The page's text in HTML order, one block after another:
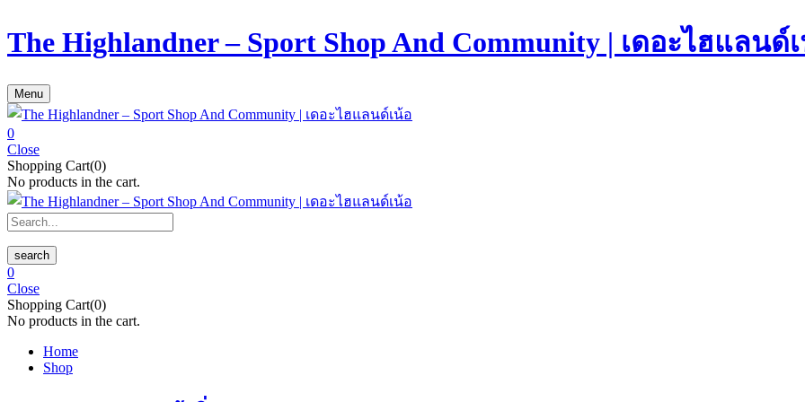
The Highlandner – Sport Shop And Community | เดอะไฮแลนด์
Menu
0
Close
Shopping Cart(0)
No products in the cart.
search
0
Close
Shopping Cart(0)
No products in the cart.
Home
Shop